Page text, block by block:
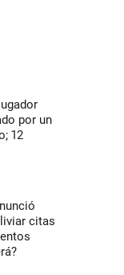
por un
12
citas